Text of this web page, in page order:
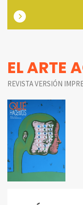
EL ARTE
REVISTA VERSIÓN